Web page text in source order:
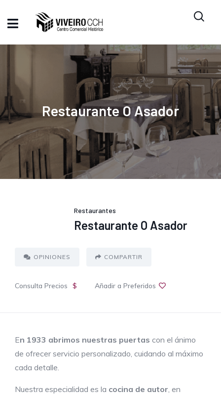
Restaurante O Asador
Restaurantes
Restaurante O Asador
OPINIONES COMPARTIR
Consulta Precios $ Añadir a Preferidos
En 1933 abrimos nuestras puertas con el ánimo
de ofrecer servicio personalizado, cuidando al máximo
cada detalle.
Nuestra especialidad es la cocina de autor, en